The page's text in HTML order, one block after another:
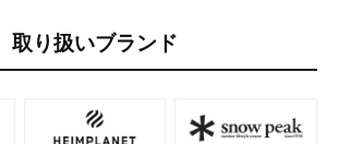
取り扱いブランド